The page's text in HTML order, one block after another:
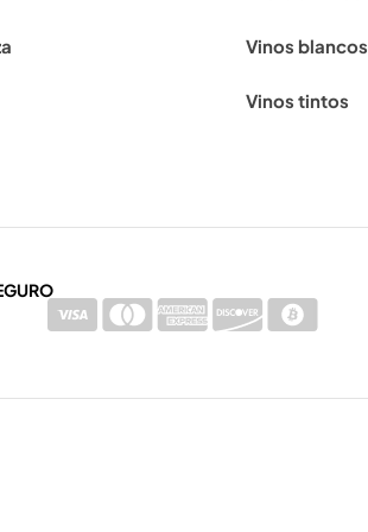
Vinos blancos
Vinos tintos